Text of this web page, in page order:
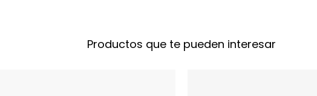
Productos que te pueden interesar